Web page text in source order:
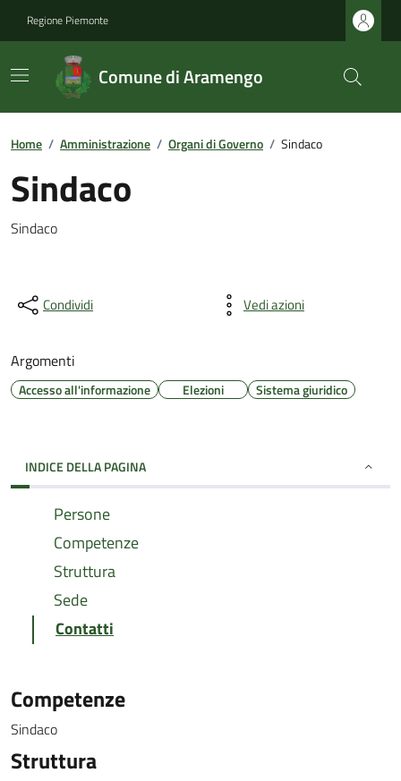
Regione Piemonte
Comune di Aramengo
Home / Amministrazione / Organi di Governo / Sindaco
Sindaco
Sindaco
Condividi Vedi azioni
Argomenti
Accesso all'informazione Elezioni Sistema giuridico
INDICE DELLA PAGINA
Persone
Competenze
Struttura
Sede
Contatti
Competenze
Sindaco
Struttura